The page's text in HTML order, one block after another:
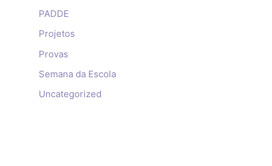
PADDE
Projetos
Provas
Semana da Escola
Uncategorized